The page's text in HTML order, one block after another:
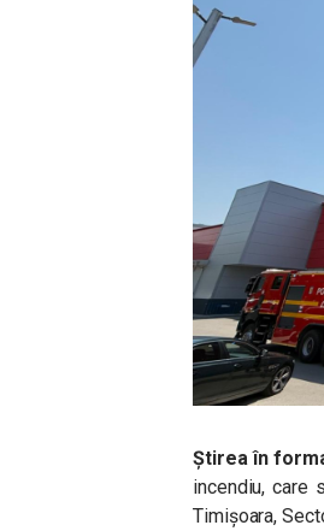
Știrea în
incendiu, care
Timișoara,